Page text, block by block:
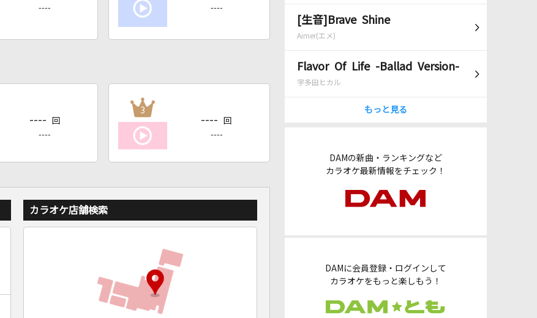
[生音]Brave Shine
Aimer(エメ)
Flavor Of Life -Ballad Version-
宇多田ヒカル
もっと見る
DAMの新曲・ランキングなど
カラオケ最新情報をチェック！
DAMに会員登録・ログインして
カラオケをもっと楽しもう！
---- ----
---- 回
----
3
---- 回
----
カラオケ店舗検索